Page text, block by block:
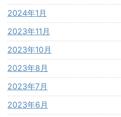
2024年1月
2023年11月
2023年10月
2023年8月
2023年7月
2023年6月